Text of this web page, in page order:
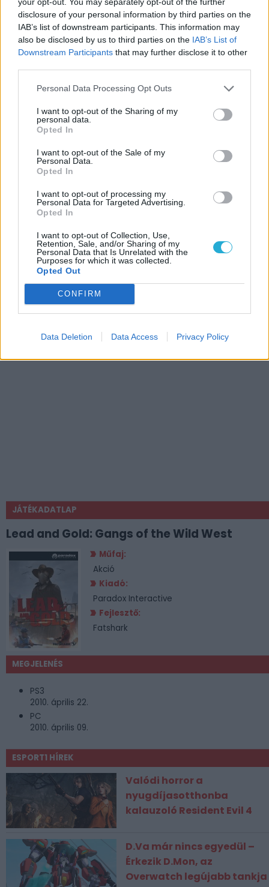
disclosure of your personal information by third parties on the
IAB’s list of downstream participants. This information may
also be disclosed by us to third parties on the IAB’s List of
Downstream Participants that may further disclose it to other
Personal Data Processing Opt Outs
I want to opt-out of the Sharing of my
personal data.
Opted In
I want to opt-out of the Sale of my
Personal Data.
Opted In
I want to opt-out of processing my
Personal Data for Targeted Advertising.
Opted In
I want to opt-out of Collection, Use,
Retention, Sale, and/or Sharing of my
Personal Data that Is Unrelated with the
Purposes for which it was collected.
Opted Out
CONFIRM
Data Deletion Data Access Privacy Policy
Team Fortress 2
LEGFRISSEBB VIDEÓNK
JÁTÉKADATLAP
Lead and Gold: Gangs of the Wild West
Műfaj:
Akció
Kiadó:
Paradox Interactive
Fejlesztő:
Fatshark
MEGJELENÉS
PS3
2010. április 22.
PC
2010. április 09.
ESPORT1 HÍREK
Valódi horror a
nyugdíjasotthonba
kalauzoló Resident Evil 4
D.Va már nincs egyedül –
Érkezik D.Mon, az
Overwatch legújabb tankja